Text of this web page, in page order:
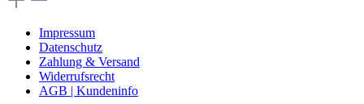
Impressum
Datenschutz
Zahlung & Versand
Widerrufsrecht
AGB | Kundeninfo